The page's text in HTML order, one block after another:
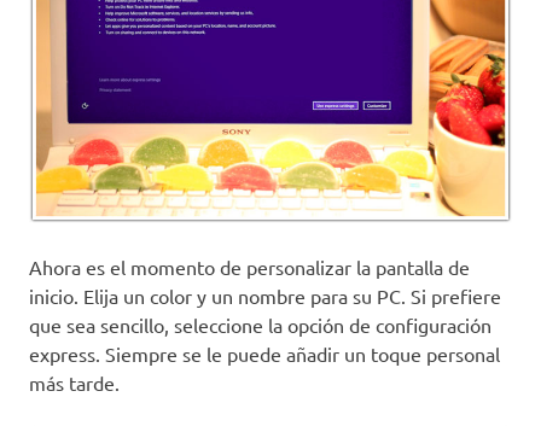
Ahora es el momento de personalizar la pantalla de
inicio. Elija un color y un nombre para su PC. Si prefiere
que sea sencillo, seleccione la opción de configuración
express. Siempre se le puede añadir un toque personal
más tarde.